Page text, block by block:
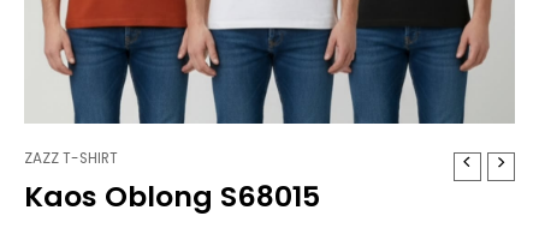
ZAZZ T-SHIRT
Kaos Oblong S68015